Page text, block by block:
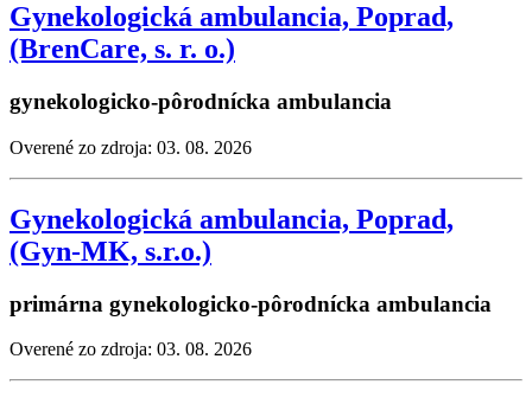
Gynekologická ambulancia, Poprad,
(BrenCare, s. r. o.)
gynekologicko-pôrodnícka ambulancia
Overené zo zdroja: 03. 08. 2026
Gynekologická ambulancia, Poprad,
(Gyn-MK, s.r.o.)
primárna gynekologicko-pôrodnícka ambulancia
Overené zo zdroja: 03. 08. 2026